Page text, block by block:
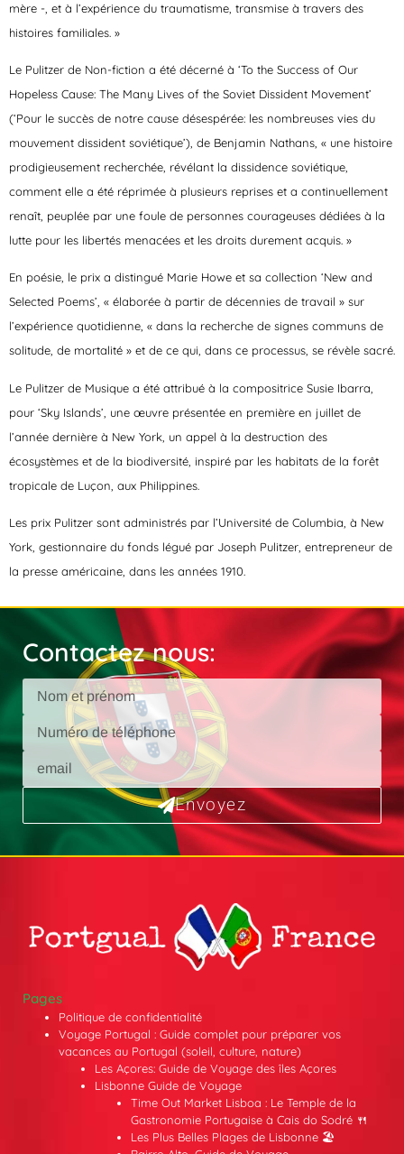
mère -, et à l’expérience du traumatisme, transmise à travers des
histoires familiales. »
Le Pulitzer de Non-fiction a été décerné à ‘To the Success of Our
Hopeless Cause: The Many Lives of the Soviet Dissident Movement’
(‘Pour le succès de notre cause désespérée: les nombreuses vies du
mouvement dissident soviétique’), de Benjamin Nathans, « une histoire
prodigieusement recherchée, révélant la dissidence soviétique,
comment elle a été réprimée à plusieurs reprises et a continuellement
renaît, peuplée par une foule de personnes courageuses dédiées à la
lutte pour les libertés menacées et les droits durement acquis. »
En poésie, le prix a distingué Marie Howe et sa collection ‘New and
Selected Poems’, « élaborée à partir de décennies de travail » sur
l’expérience quotidienne, « dans la recherche de signes communs de
solitude, de mortalité » et de ce qui, dans ce processus, se révèle sacré.
Le Pulitzer de Musique a été attribué à la compositrice Susie Ibarra
pour ‘Sky Islands’, une œuvre présentée en première en juillet de
l’année dernière à New York, un appel à la destruction des
écosystèmes et de la biodiversité, inspiré par les habitats de la forêt
tropicale de Luçon, aux Philippines.
Les prix Pulitzer sont administrés par l’Université de Columbia, à New
York, gestionnaire du fonds légué par Joseph Pulitzer, entrepreneur de
la presse américaine, dans les années 1910.
Contactez nous:
Envoyez
Pages
Politique de confidentialité
Voyage Portugal : Guide complet pour préparer vos
vacances au Portugal (soleil, culture, nature)
Les Açores: Guide de Voyage des îles Açores
Lisbonne Guide de Voyage
Time Out Market Lisboa : Le Temple de la
Gastronomie Portugaise à Cais do Sodré 🍴
Les Plus Belles Plages de Lisbonne 🏖️